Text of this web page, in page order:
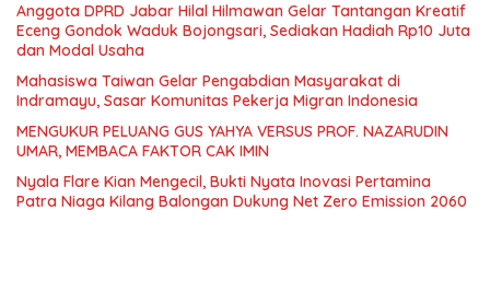
Anggota DPRD Jabar Hilal Hilmawan Gelar Tantangan Kreatif
Eceng Gondok Waduk Bojongsari, Sediakan Hadiah Rp10 Juta
dan Modal Usaha
Mahasiswa Taiwan Gelar Pengabdian Masyarakat di
Indramayu, Sasar Komunitas Pekerja Migran Indonesia
MENGUKUR PELUANG GUS YAHYA VERSUS PROF. NAZARUDIN
UMAR, MEMBACA FAKTOR CAK IMIN
Nyala Flare Kian Mengecil, Bukti Nyata Inovasi Pertamina
Patra Niaga Kilang Balongan Dukung Net Zero Emission 2060